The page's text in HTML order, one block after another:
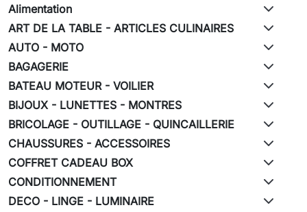
Alimentation
ART DE LA TABLE - ARTICLES CULINAIRES
AUTO - MOTO
BAGAGERIE
BATEAU MOTEUR - VOILIER
BIJOUX - LUNETTES - MONTRES
BRICOLAGE - OUTILLAGE - QUINCAILLERIE
CHAUSSURES - ACCESSOIRES
COFFRET CADEAU BOX
CONDITIONNEMENT
DECO - LINGE - LUMINAIRE